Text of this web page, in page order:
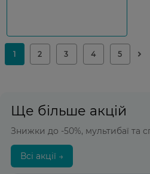
Ще більше акцій
Знижки до -50%, мультибаї та
Всі акції →